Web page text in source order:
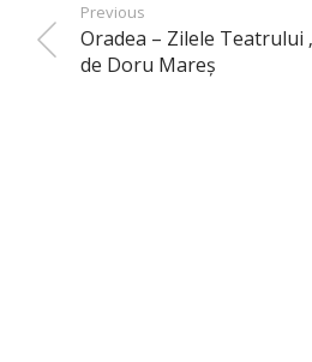
Previous
Oradea – Zilele Teatrului
de Doru Mareș